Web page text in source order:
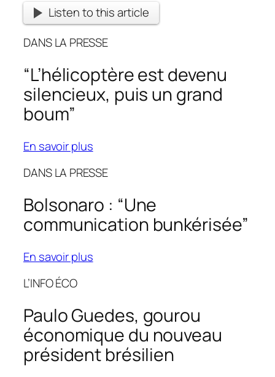
Listen to this article
DANS LA PRESSE
“L’hélicoptère est devenu
silencieux, puis un grand
boum”
En savoir plus
DANS LA PRESSE
Bolsonaro : “Une
communication bunkérisée”
En savoir plus
L’INFO ÉCO
Paulo Guedes, gourou
économique du nouveau
président brésilien